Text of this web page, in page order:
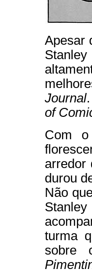
Apesar
Journal
of
Com o
arredor
durou
Não
turma
sobre